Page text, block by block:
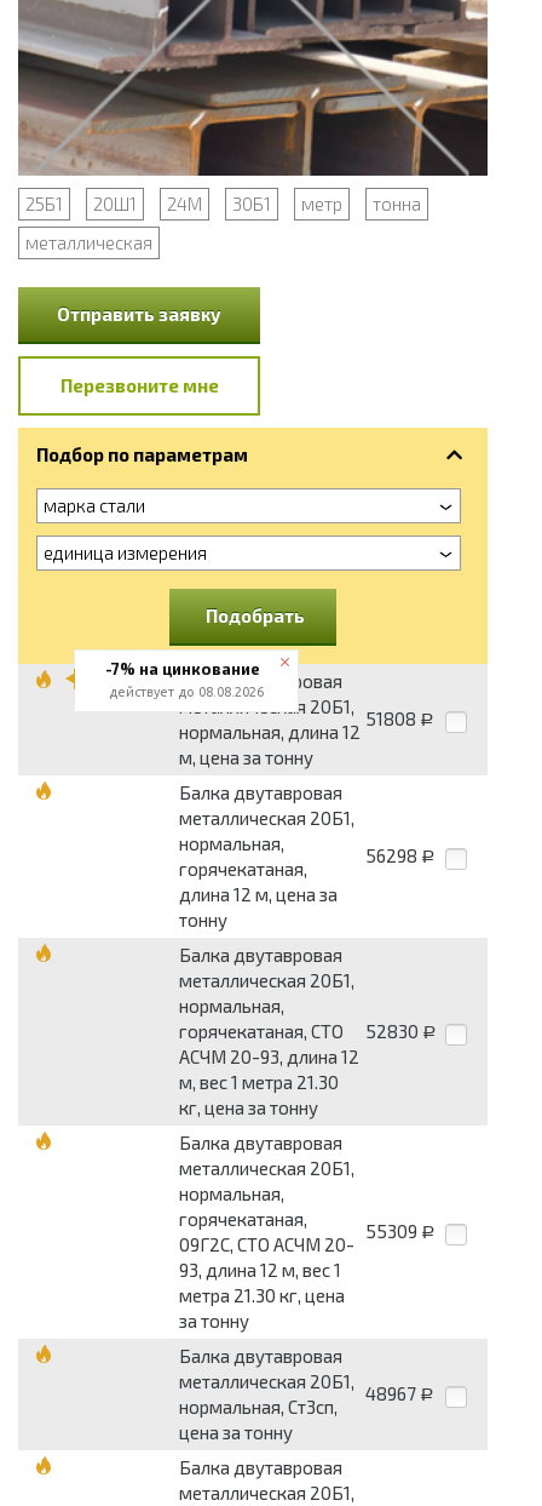
25Б1 20Ш1 24М 30Б1 метр
тонна
металлическая
Отправить заявку
Перезвоните мне
Подбор по параметрам
марка стали
единица измерения
Подобрать
Балка двутавровая
металлическая 20Б1,
нормальная, длина 12
м, цена за тонну
51808 Р
Балка двутавровая
металлическая 20Б1,
нормальная,
горячекатаная,
длина 12 м, цена за
тонну
56298 Р
Балка двутавровая
металлическая 20Б1,
нормальная,
горячекатаная, СТО
АСЧМ 20-93, длина 12
м, вес 1 метра 21.30
кг, цена за тонну
52830 Р
Балка двутавровая
металлическая 20Б1,
нормальная,
горячекатаная,
09Г2С, СТО АСЧМ 20-
93, длина 12 м, вес 1
метра 21.30 кг, цена
за тонну
55309 Р
Балка двутавровая
металлическая 20Б1,
нормальная, Ст3сп,
цена за тонну
48967 Р
Балка двутавровая
металлическая 20Б1,
-7% на цинкование
действует до 08.08.2026